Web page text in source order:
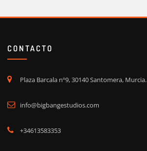
CONTACTO
Plaza Barcala nº9, 30140 Santomera, Murcia.
info@bigbangestudios.com
+34613583353